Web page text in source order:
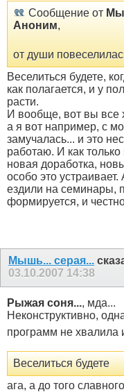
Сообщение от
Аноним,
от души
Веселиться будете,
как полагается, и у
расти.
И вообще, вот вы все
а я вот например, с
замучалась... и это
работаю. И как
новая доработка,
особо это
ездили на семинары,
формируется, и
Мышь... серая...
03.10.2007 14:38
Рыжая соня..., мда...
Неконструктивно,
программ не хвалила
Веселиться будете
ага, а до того